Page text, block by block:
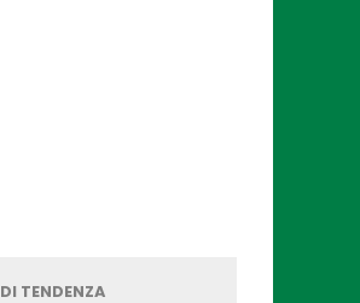
DI TENDENZA